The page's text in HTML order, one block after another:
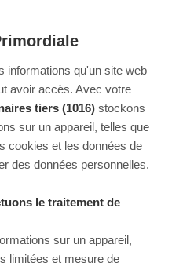
informations qu'un site web
avoir accès. Avec votre
tiers (1016) stockons
sur un appareil, telles que
cookies et les données de
des données personnelles.
le traitement de
sur un appareil,
limitées et mesure de